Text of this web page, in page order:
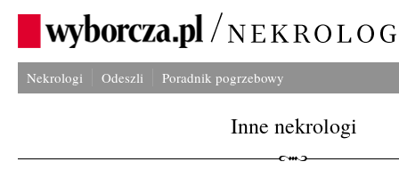
Nekrologi Odeszli Poradnik pogrzebowy
Inne nekrologi